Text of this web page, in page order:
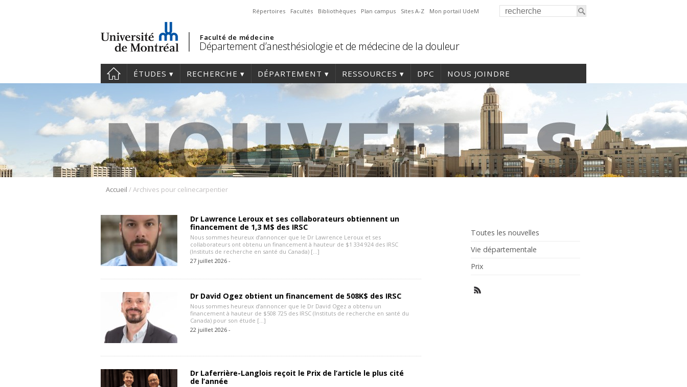
Répertoires Facultés Bibliothèques Plan campus Sites A-Z Mon portail UdeM
Faculté de médecine
Département d’anesthésiologie et de médecine de la douleur
ÉTUDES RECHERCHE DÉPARTEMENT RESSOURCES DPC NOUS JOINDRE
Accueil /Archives pour celinecarpentier
Dr Lawrence Leroux et ses collaborateurs obtiennent un
financement de 1,3 M$ des IRSC
Nous sommes heureux d’annoncer que le Dr Lawrence Leroux et ses
collaborateurs ont obtenu un financement à hauteur de $1 334 924 des IRSC
(Instituts de recherche en santé du Canada) […]
27 juillet 2026 -
Dr David Ogez obtient un financement de 508K$ des IRSC
Nous sommes heureux d’annoncer que le Dr David Ogez a obtenu un
financement à hauteur de $508 725 des IRSC (Instituts de recherche en santé du
Canada) pour son étude […]
22 juillet 2026 -
Dr Laferrière-Langlois reçoit le Prix de l’article le plus cité
de l’année
Toutes les nouvelles
Vie départementale
Prix